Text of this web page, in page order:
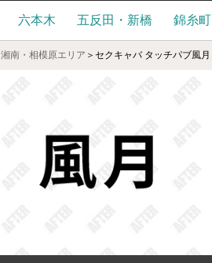
六本木 五反田・新橋 錦糸町
湘南・相模原エリア ＞ セクキャバ タッチパブ風月